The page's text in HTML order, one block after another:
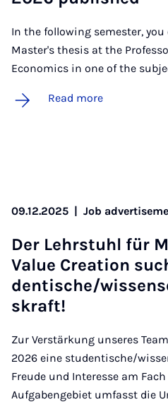
In the following semester,
Master's thesis at the
Economics in one of the
Read more
09.12.2025 | Job
Der Lehr­stuhl für
Value Cre­ation
dentische/
skraft!
Zur Verstärkung unseres
2026 eine studentische/
Freude und Interesse am
Aufgabengebiet umfasst die